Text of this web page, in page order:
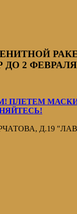
ДО 2
ПЛЕТЕМ
Д.19